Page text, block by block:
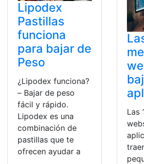
Lipodex
Pastillas
funciona
para bajar de
Peso
¿Lipodex funciona?
– Bajar de peso
fácil y rápido.
Lipodex es una
combinación de
pastillas que te
ofrecen ayudar a
Las